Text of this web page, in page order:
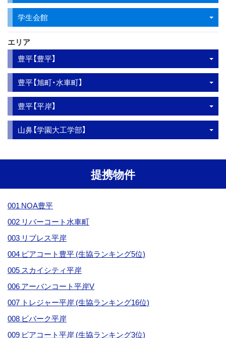
学生会館
エリア
豊平【豊平】
豊平【旭町・水車町】
豊平【平岸】
山鼻【学園大工学部】
提携物件
001 NOA豊平
002 リバーコート水車町
003 リブレス平岸
004 ピアコート豊平 (生協ランキング5位)
005 スカイシティ平岸
006 アーバンコート平岸V
007 トレジャー平岸 (生協ランキング16位)
008 ビバーク平岸
009 ピアコート平岸 (生協ランキング3位)